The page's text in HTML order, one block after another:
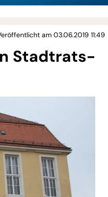
am 03.06.2019 11:49
Stadtrats-